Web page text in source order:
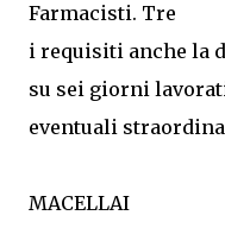
Farmacisti. Tre
i requisiti anche la
su sei giorni
eventuali
MACELLAI